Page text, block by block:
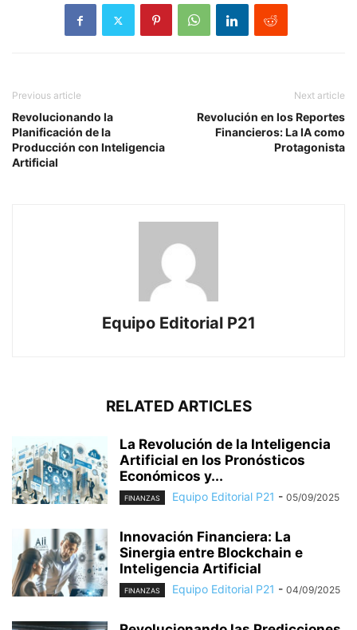
Previous article
Revolucionando la
Planificación de la
Producción con Inteligencia
Artificial
Next article
Revolución en los Reportes
Financieros: La IA como
Protagonista
Equipo Editorial P21
RELATED ARTICLES
La Revolución de la Inteligencia
Artificial en los Pronósticos
Económicos y...
FINANZAS Equipo Editorial P21 - 05/09/2025
Innovación Financiera: La
Sinergia entre Blockchain e
Inteligencia Artificial
FINANZAS Equipo Editorial P21 - 04/09/2025